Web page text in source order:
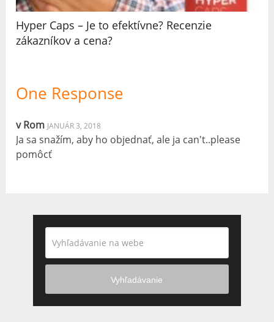
Hyper Caps – Je to efektívne? Recenzie
zákazníkov a cena?
One Response
v Rom JANUÁR 3, 2018
Ja sa snažím, aby ho objednať, ale ja can't..please
pomôcť
Vyhľadávanie